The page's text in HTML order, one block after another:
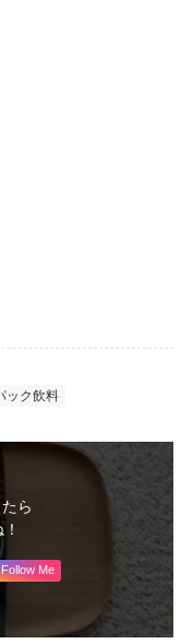
ック飲料
ら
Follow Me